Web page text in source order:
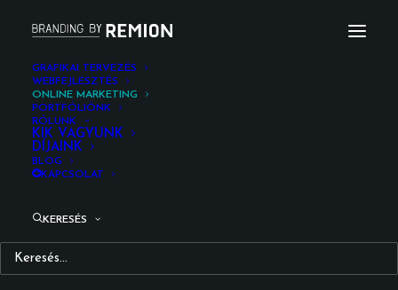
GRAFIKAI TERVEZÉS
WEBFEJLESZTÉS
ONLINE MARKETING
PORTFÓLIÓNK
RÓLUNK
KIK VAGYUNK
DÍJAINK
BLOG
KAPCSOLAT
KERESÉS
Válj
célközönséged